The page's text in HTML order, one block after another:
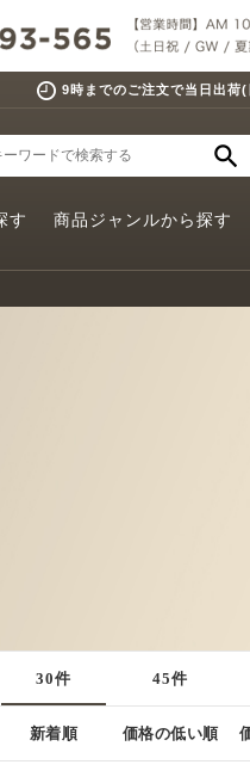
9時までのご注文で当日出荷
す 商品ジャンルから探す
30件 45件
新着順 価格の低い順